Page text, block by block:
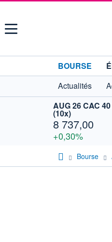
Menu
BOURSE
Actualités
AUG 26 CAC
(10x)
8 737,00
+0,30%
Bourse